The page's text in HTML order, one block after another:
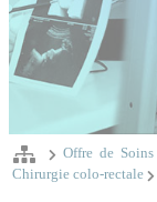
Offre de Soins
Chirurgie colo-rectale